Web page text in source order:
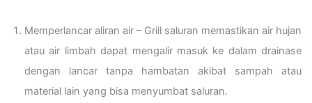
Memperlancar aliran air – Grill saluran memastikan air hujan
atau air limbah dapat mengalir masuk ke dalam drainase
dengan lancar tanpa hambatan akibat sampah atau
material lain yang bisa menyumbat saluran.